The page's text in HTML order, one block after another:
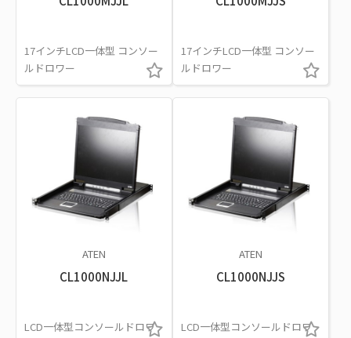
17インチLCD一体型 コンソー
ルドロワー
17インチLCD一体型 コンソー
ルドロワー
ATEN
CL1000NJJL
LCD一体型コンソールドロワ
ATEN
CL1000NJJS
LCD一体型コンソールドロワ